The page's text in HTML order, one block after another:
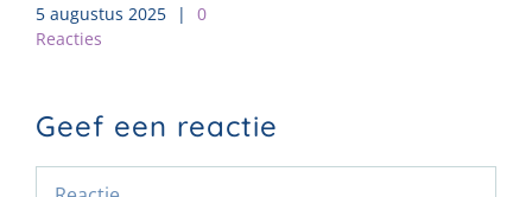
5 augustus 2025 |
0
Reacties
Geef een reactie
Reactie